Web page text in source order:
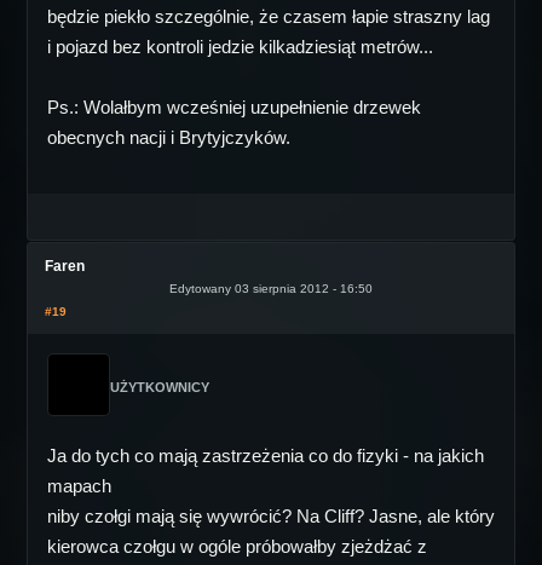
będzie piekło szczególnie, że czasem łapie straszny lag
i pojazd bez kontroli jedzie kilkadziesiąt metrów...
Ps.: Wolałbym wcześniej uzupełnienie drzewek
obecnych nacji i Brytyjczyków.
Faren
Edytowany 03 sierpnia 2012 - 16:50
#19
UŻYTKOWNICY
Ja do tych co mają zastrzeżenia co do fizyki - na jakich
mapach
niby czołgi mają się wywrócić? Na Cliff? Jasne, ale który
kierowca czołgu w ogóle próbowałby zjeżdżać z